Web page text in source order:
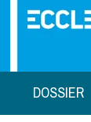
DOSSIER